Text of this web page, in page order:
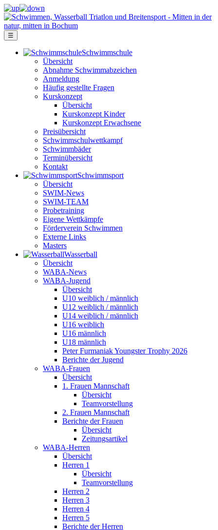
☰
Schwimm­schule
Übersicht
Ab­nah­me Schwimm­ab­zei­chen
Anmeldung
Häufig gestellte Fragen
Kurs­konzept
Übersicht
Kurskonzept Kinder
Kurskonzept Erwachsene
Preis­über­sicht
Schwimm­schul­wett­kampf
Schwimm­bäder
Terminübersicht
Kontakt
Schwimm­sport
Übersicht
SWIM-News
SWIM-TEAM
Probe­training
Eigene Wettkämpfe
Förderverein Schwimmen
Externe Links
Masters
Wasser­ball
Übersicht
WABA-News
WABA-Jugend
Übersicht
U10 weiblich / männlich
U12 weiblich / männlich
U14 weiblich / männlich
U16 weiblich
U16 männlich
U18 männlich
Peter Furmaniak Youngster Trophy 2026
Berichte der Jugend
WABA-Frauen
Übersicht
1. Frauen Mannschaft
Übersicht
Teamvorstellung
2. Frauen Mannschaft
Berichte der Frauen
Übersicht
Zeitungsartikel
WABA-Herren
Übersicht
Herren 1
Übersicht
Teamvorstellung
Herren 2
Herren 3
Herren 4
Herren 5
Berichte der Herren